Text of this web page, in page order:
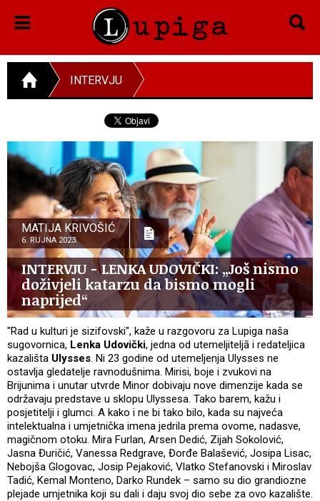
INTERVJU
MATIJA KRIVOŠIĆ
6. RUJNA 2023.
INTERVJU - LENKA UDOVIČKI: „Još nismo
doživjeli katarzu da bismo mogli
naprijed“
"Rad u kulturi je sizifovski", kaže u razgovoru za Lupiga naša
sugovornica, Lenka Udovički, jedna od utemeljiteljā i redateljica
kazališta Ulysses. Ni 23 godine od utemeljenja Ulysses ne
ostavlja gledatelje ravnodušnima. Mirisi, boje i zvukovi na
Brijunima i unutar utvrde Minor dobivaju nove dimenzije kada se
održavaju predstave u sklopu Ulyssesa. Tako barem, kažu i
posjetitelji i glumci. A kako i ne bi tako bilo, kada su najveća
intelektualna i umjetnička imena jedrila prema ovome, nadasve,
magičnom otoku. Mira Furlan, Arsen Dedić, Zijah Sokolović,
Jasna Đuričić, Vanessa Redgrave, Đorđe Balašević, Josipa Lisac,
Nebojša Glogovac, Josip Pejaković, Vlatko Stefanovski i Miroslav
Tadić, Kemal Monteno, Darko Rundek – samo su dio grandiozne
plejade umjetnika koji su dali i daju svoj dio sebe za ovo kazalište.